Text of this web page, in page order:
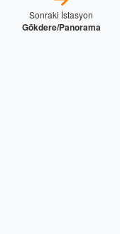
Sonraki İstasyon
Gökdere/Panorama